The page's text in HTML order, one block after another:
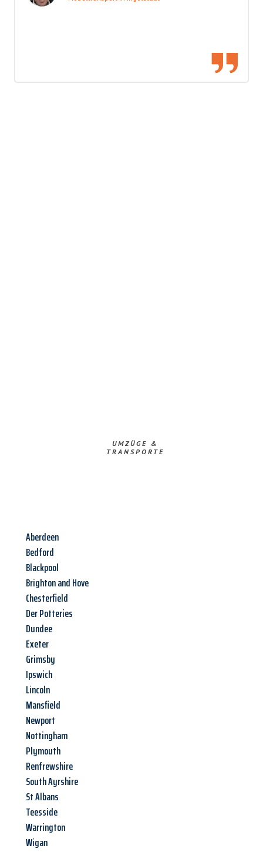
UMZÜGE &
TRANSPORTE
Aberdeen
Bedford
Blackpool
Brighton and Hove
Chesterfield
Der Potteries
Dundee
Exeter
Grimsby
Ipswich
Lincoln
Mansfield
Newport
Nottingham
Plymouth
Renfrewshire
South Ayrshire
St Albans
Teesside
Warrington
Wigan